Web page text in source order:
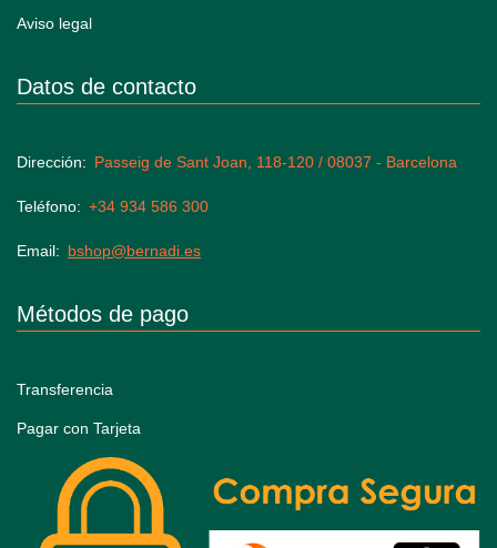
Aviso legal
Datos de contacto
Dirección Passeig de Sant Joan, 118-120 / 08037 - Barcelona
Teléfono +34 934 586 300
Email bshop@bernadi.es
Métodos de pago
Transferencia
Pagar con Tarjeta